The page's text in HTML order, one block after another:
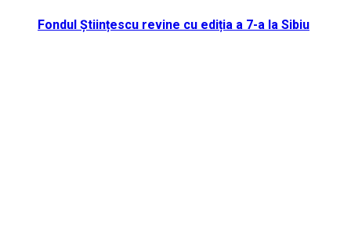
Fondul Științescu revine cu ediția a 7-a la Sibiu